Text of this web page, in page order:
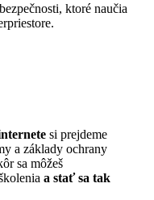
ktoré naučia
si prejdeme
a základy ochrany
sa môžeš
a stať sa tak